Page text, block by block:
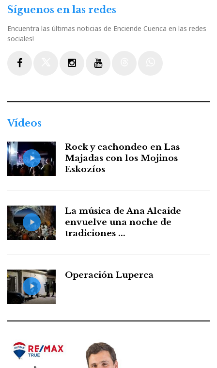
Síguenos en las redes
Encuentra las últimas noticias de Enciende Cuenca en las redes
sociales!
Vídeos
Rock y cachondeo en Las
Majadas con los Mojinos
Eskozíos
La música de Ana Alcaide
envuelve una noche de
tradiciones ...
Operación Luperca